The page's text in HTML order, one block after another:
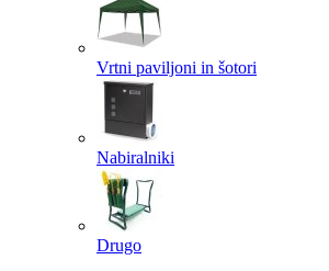
Vrtni paviljoni in šotori
Nabiralniki
Drugo